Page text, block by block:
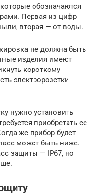
обозначаются
Первая из цифр
вторая — от воды.
не должна быть
изделия имеют
короткому
электророзетки
нужно установить
приобретать ее
же прибор будет
может быть ниже.
защиты — IP67, но